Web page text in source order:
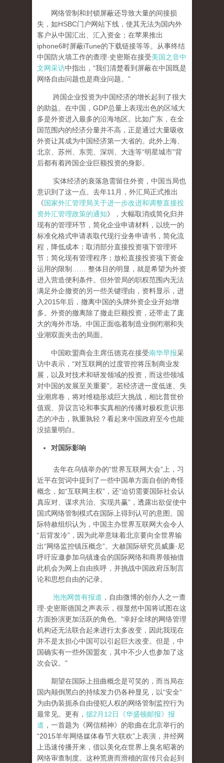
网络管制和封锁屏蔽还导致大量的间接损
失，如HSBC门户网站下线，使其无法为国内外
客户从中国汇出、汇入资金；在苹果推出
iphone6时屏蔽iTune的下载链接等等。从事终结
中国防火墙工作的查理·史密斯在接受美国之音中
文网采访中指出，“我们清楚看到屏蔽在中国既是
网络自由问题也是商业问题。”
跨国企业投资为中国经济的增长起到了很大
的助益。在中国，GDP总量上表现出色的区域大
多是外资进入最多的沿海地区。比如广东，在全
国范围内的经济分量并不高，正是通过大量吸收
外资让其成为中国经济第一大省的。此外上海、
北京、苏州、东莞、深圳、大连等“明星城市”背
后都有着跨国企业巨额投资的身影。
实体经济的衰落急需留住外资，中国当局也
意识到了这一点。去年11月，外汇局正式推出
《国家外汇管理局关于进一步改进和调整直接投
资外汇管理政策的通知》，大幅取消或简化归并
现有的管理环节，简化企业申请材料，以统一的
标准化格式申请表取代现行业务申请书，简化流
程，降低成本；取消部分直接投资项下管理环
节；简化现有管理程序；放松直接投资项下资金
运用的限制…… 整体目的明显，就是希望为外资
进入营造便利条件。但外管局的职权范围内无法
满足外企撤资的另一些关键理由，资料显示，进
入2015年后，撤离中国的头牌外资企业开始增
多。外资的撤离除了撤走巨额投资，还带走了庞
大的海外市场。中国正面临着制造业倒闭潮和失
业潮双面夹击的局面。
中国欧盟商会主席伍德克在接受南华早报采
访中表示，“对互联网的过度管控将压制商业发
展，以及对技术和研发领域的投资，而这些领域
对中国的发展至关重要”。若经济进一度低迷、失
业潮席卷，将对维稳形成巨大挑战，相比普世价
值观、异议言论和事实真相的传播对极权意识形
态的冲击，孰重孰轻？看起来中国政府至今也能
没掂量明白。
对国际影响
去年在乌镇举办的“世界互联网大会”上，习
近平在贺词中提到了一些中国单方面自创的奇怪
概念，如“互联网主权”，还“迫切需要国际社会认
真应对、谋求共治、实现共赢”，透露出欲促使中
国式网络管制模式在国际上得到认可的意图。国
际特赦组织认为，中国主办世界互联网大会令人
“后背发冷”，因为此举意味着北京要向全世界输
出“网络监控镇压概念”。大赦国际研究员威廉·尼
呼吁应邀参加乌镇逢会的国际网络和商界领袖借
此机会为网上自由疾呼，并挑战中国政府压制言
论和思想自由的记录。
泡泡网曾有报道 ，自由微博的创办人之一查
理·史密斯德国之声表示，很显然中国将试图在这
方面扮演更加活跃的角色。"幸好全球的网络管理
机构还无法联合起来进行太多改变，因此我现在
并不是太担心中国可以引起巨大改变。但是，中
国确实有一些外国盟友，其中不少人也参加了这
次会议。"
期望在国际上扭曲概念是可笑的，而当局在
国内颠倒黑白的持续发力仍各种显见，以“安全”
为由伪装扼杀自由侵犯人权的网络管制监控行为
最常见。更有， 据2月12日《华盛顿邮报》报
道 ，一首题为《网信精神》的歌曲在北京举行的
“2015羊年网络媒体春节大联欢”上表演，并经网
上迅速传播开来，借以美化在世界上臭名昭著的
网络审查制度。这种荒唐而滑稽的宣传只会起到